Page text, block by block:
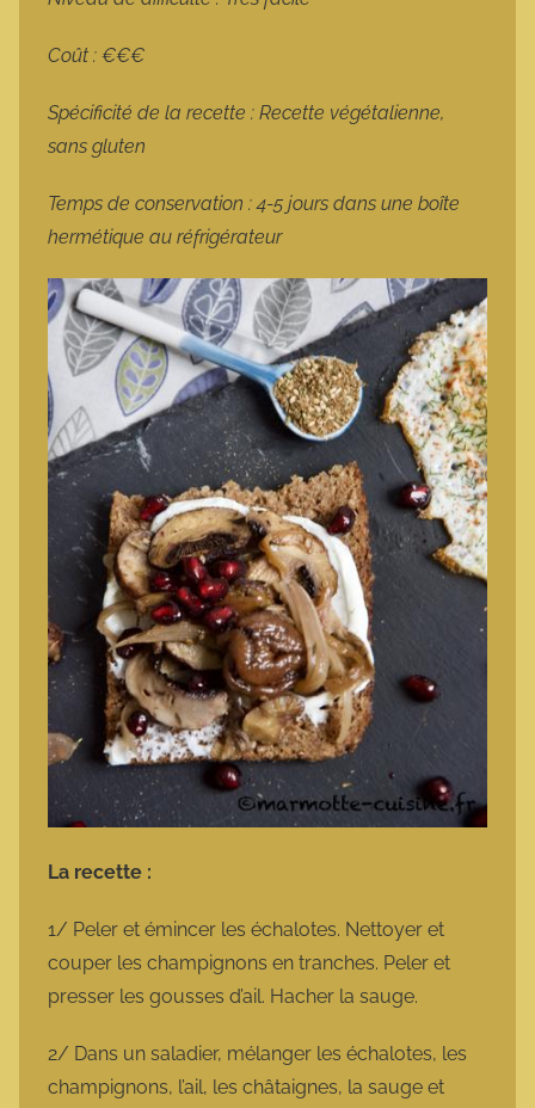
Coût : €€€
Spécificité de la recette : Recette végétalienne,
sans gluten
Temps de conservation : 4-5 jours dans une boîte
hermétique au réfrigérateur
La recette :
1/ Peler et émincer les échalotes. Nettoyer et
couper les champignons en tranches. Peler et
presser les gousses d’ail. Hacher la sauge.
2/ Dans un saladier, mélanger les échalotes, les
champignons, l’ail, les châtaignes, la sauge et